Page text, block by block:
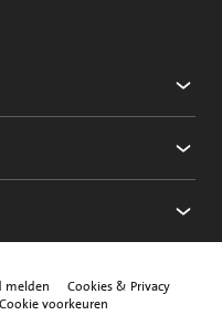
melden
Cookies & Privacy
Cookie voorkeuren